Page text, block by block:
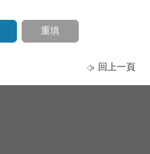
回上一頁